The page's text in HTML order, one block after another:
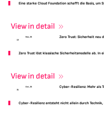
Eine starke Cloud Foundation schafft die Basis, um
View in detail
Nov, 25
13
Zero Trust: Sicherheit neu
Zero Trust löst klassische Sicherheitsmodelle ab. In
View in detail
Oct, 25
31
Cyber-Resilienz: Mehr als
Cyber-Resilienz entsteht nicht allein durch Technik,